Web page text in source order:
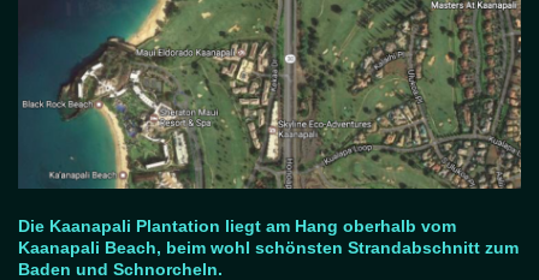
Die Kaanapali Plantation liegt am Hang oberhalb vom
Kaanapali Beach, beim wohl schönsten Strandabschnitt zum
Baden und Schnorcheln.